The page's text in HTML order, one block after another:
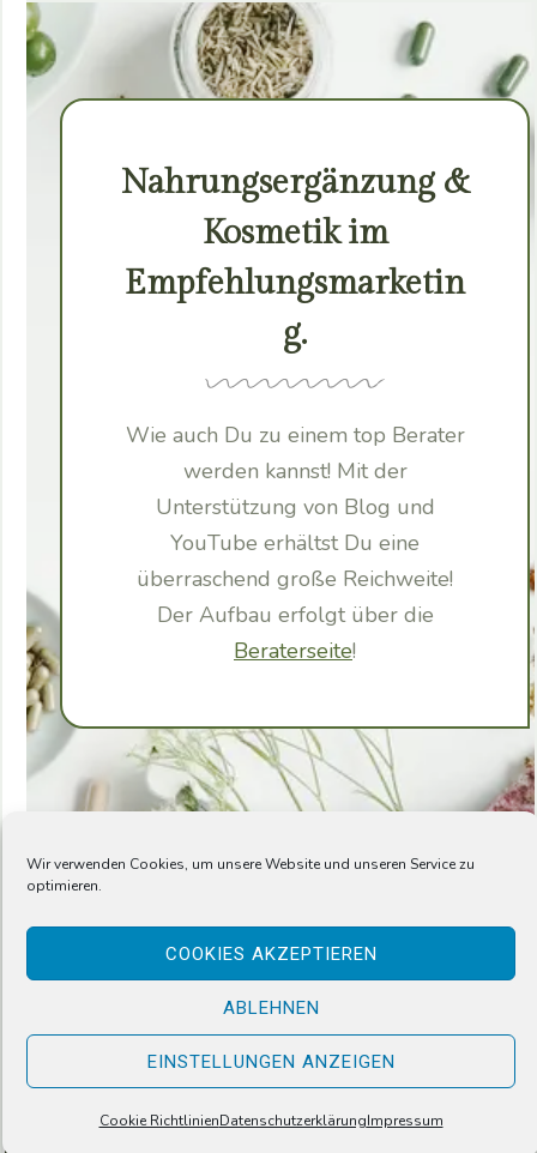
Wir verwenden Cookies, um unsere Website und unseren Service zu
optimieren.
COOKIES AKZEPTIEREN
ABLEHNEN
EINSTELLUNGEN ANZEIGEN
Cookie RichtlinienDatenschutzerklärungImpressum
Nahrungsergänzung &
Kosmetik im
Empfehlungsmarketin
g.
Wie auch Du zu einem top Berater
werden kannst! Mit der
Unterstützung von Blog und
YouTube erhältst Du eine
überraschend große Reichweite!
Der Aufbau erfolgt über die
Beraterseite!
© 2026 Ernährungstipps im
Empfehlungsmarketing auf Sanusan.